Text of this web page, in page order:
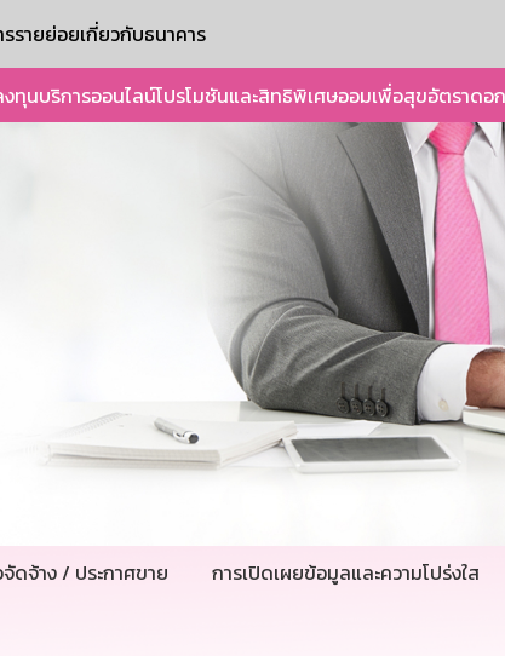
รายย่อยเกี่ยวกับธนาคาร
ทุนบริการออนไลน์โปรโมชันและสิทธิพิเศษออมเพื่อสุขอัตราดอ
ดจ้าง / ประกาศขาย การเปิดเผยข้อมูลและความโปร่งใส